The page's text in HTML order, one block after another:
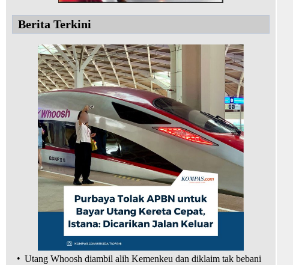
Berita Terkini
• Utang Whoosh diambil alih Kemenkeu dan diklaim tak bebani